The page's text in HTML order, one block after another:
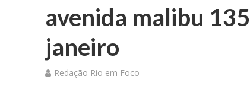
avenida malibu
janeiro
Redação Rio em Foco